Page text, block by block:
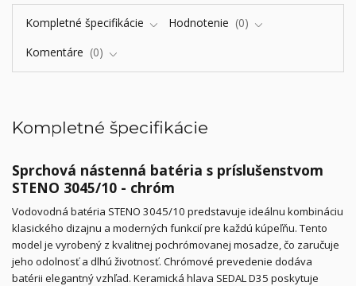
Kompletné špecifikácie Hodnotenie
0
Komentáre
0
Kompletné špecifikácie
Sprchová nástenná batéria s príslušenstvom
STENO 3045/10 - chróm
Vodovodná batéria STENO 3045/10 predstavuje ideálnu kombináciu
klasického dizajnu a moderných funkcií pre každú kúpeľňu. Tento
model je vyrobený z kvalitnej pochrómovanej mosadze, čo zaručuje
jeho odolnosť a dlhú životnosť. Chrómové prevedenie dodáva
batérii elegantný vzhľad. Keramická hlava SEDAL D35 poskytuje